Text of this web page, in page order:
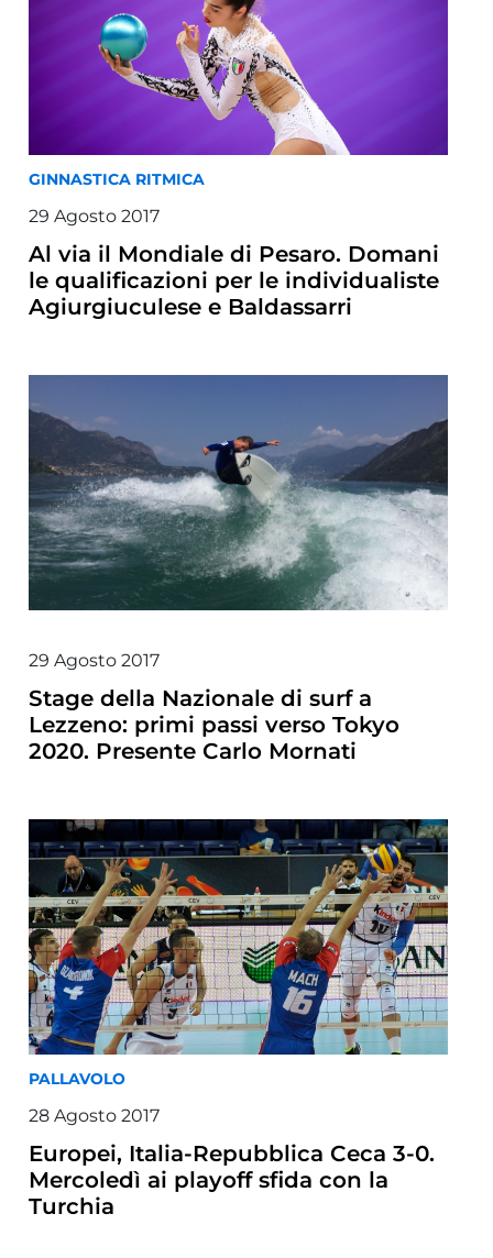
GINNASTICA RITMICA
29 Agosto 2017
Al via il Mondiale di Pesaro. Domani
le qualificazioni per le individualiste
Agiurgiuculese e Baldassarri
29 Agosto 2017
Stage della Nazionale di surf a
Lezzeno: primi passi verso Tokyo
2020. Presente Carlo Mornati
PALLAVOLO
28 Agosto 2017
Europei, Italia-Repubblica Ceca 3-0.
Mercoledì ai playoff sfida con la
Turchia